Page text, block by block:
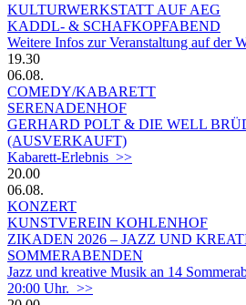
KULTURWERKSTATT AUF AEG
KADDL- & SCHAFKOPFABEND
Weitere Infos zur Veranstaltung auf der
19.30
06.08.
COMEDY/KABARETT
SERENADENHOF
GERHARD POLT & DIE WELL
(AUSVERKAUFT)
Kabarett-Erlebnis >>
20.00
06.08.
KONZERT
KUNSTVEREIN KOHLENHOF
ZIKADEN 2026 – JAZZ UND
SOMMERABENDEN
Jazz und kreative Musik an 14
20:00 Uhr. >>